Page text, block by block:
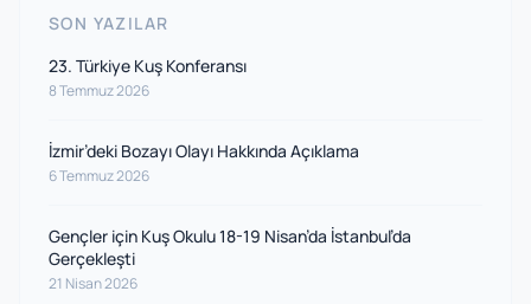
SON YAZILAR
23. Türkiye Kuş Konferansı
8 Temmuz 2026
İzmir’deki Bozayı Olayı Hakkında Açıklama
6 Temmuz 2026
Gençler için Kuş Okulu 18-19 Nisan’da İstanbul’da
Gerçekleşti
21 Nisan 2026